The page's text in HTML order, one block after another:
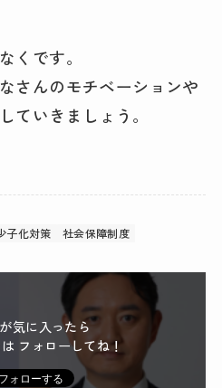
くです。
さんのモチベーションや
ていきましょう。
子化対策 社会保障制度
気に入ったら
フォローしてね！